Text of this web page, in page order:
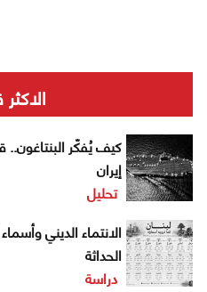
كيف يُفكّر
إيران
تحليل
الانتماء الديني
الحداثة
دراسة